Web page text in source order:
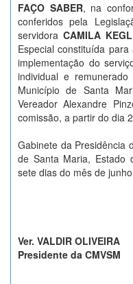
FAÇO SABER, na
conferidos pela
servidoraCAMILA
Especial constituída
implementação do
individual e
Município de Santa
Vereador Alexandre
comissão, a partir do dia
Gabinete da Presidência
de Santa Maria, Estado
sete dias do mês de
Ver. VALDIR OLIVEIRA
Presidente da CMVSM